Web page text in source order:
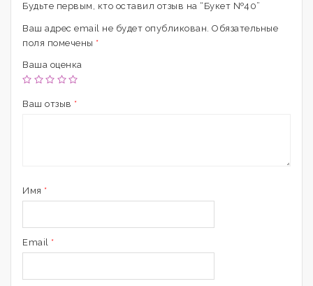
Будьте первым, кто оставил отзыв на “Букет №40”
Ваш адрес email не будет опубликован. Обязательные
поля помечены *
Ваша оценка
Ваш отзыв *
Имя *
Email *